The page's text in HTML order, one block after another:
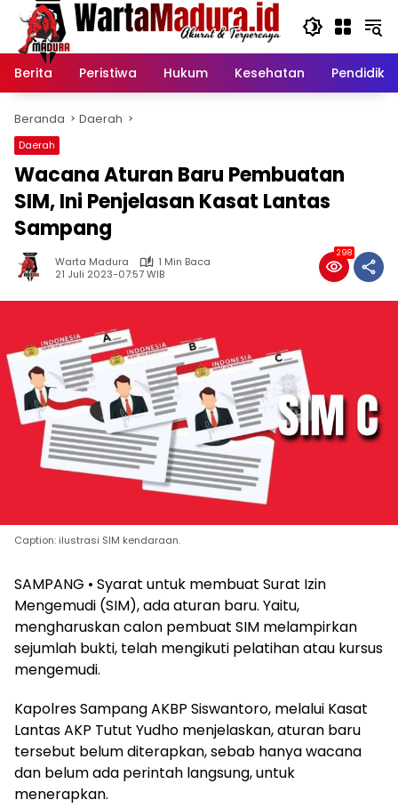
Langsung
konten
Berita
Peristiwa Hukum Kesehatan
Beranda Daerah
Daerah
Wacana Aturan Baru Pembuatan
SIM, Ini Penjelasan Kasat Lantas
Sampang
Warta Madura
1 Min Baca
21 Juli 2023-07:57 WIB
298
Caption: ilustrasi SIM kendaraan.
SAMPANG • Syarat untuk membuat Surat Izin
Mengemudi (SIM), ada aturan baru. Yaitu,
mengharuskan calon pembuat SIM melampirkan
sejumlah bukti, telah mengikuti pelatihan atau kursus
mengemudi.
Kapolres Sampang AKBP Siswantoro, melalui Kasat
Lantas AKP Tutut Yudho menjelaskan, aturan baru
tersebut belum diterapkan, sebab hanya wacana
dan belum ada perintah langsung, untuk
menerapkan.